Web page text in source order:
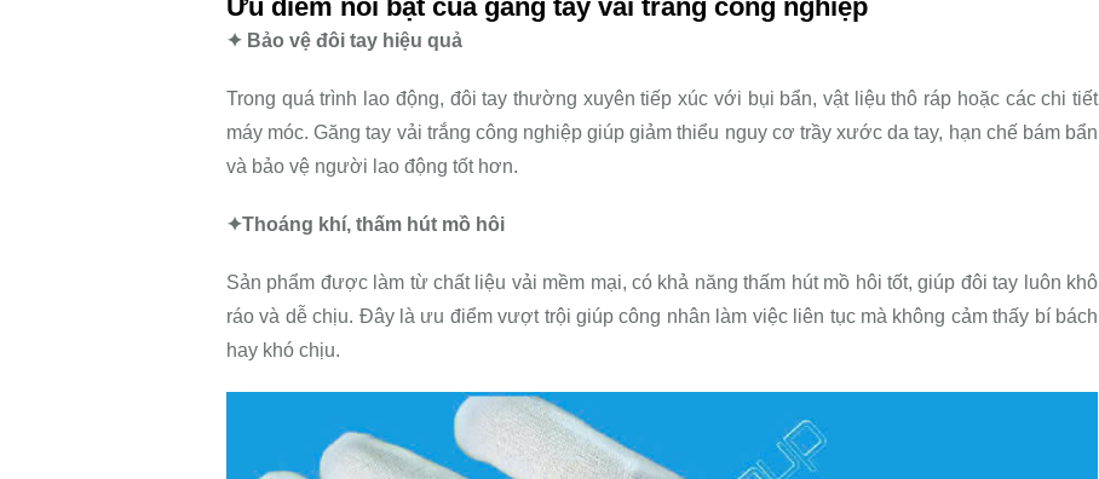
Ưu điểm nổi bật của găng tay vải trắng công nghiệp
✦ Bảo vệ đôi tay hiệu quả
Trong quá trình lao động, đôi tay thường xuyên tiếp xúc với bụi bẩn, vật liệu thô ráp hoặc các chi tiết
máy móc. Găng tay vải trắng công nghiệp giúp giảm thiểu nguy cơ trầy xước da tay, hạn chế bám bẩn
và bảo vệ người lao động tốt hơn.
✦Thoáng khí, thấm hút mồ hôi
Sản phẩm được làm từ chất liệu vải mềm mại, có khả năng thấm hút mồ hôi tốt, giúp đôi tay luôn khô
ráo và dễ chịu. Đây là ưu điểm vượt trội giúp công nhân làm việc liên tục mà không cảm thấy bí bách
hay khó chịu.